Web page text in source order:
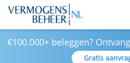
€100.000+ beleggen?
Gratis